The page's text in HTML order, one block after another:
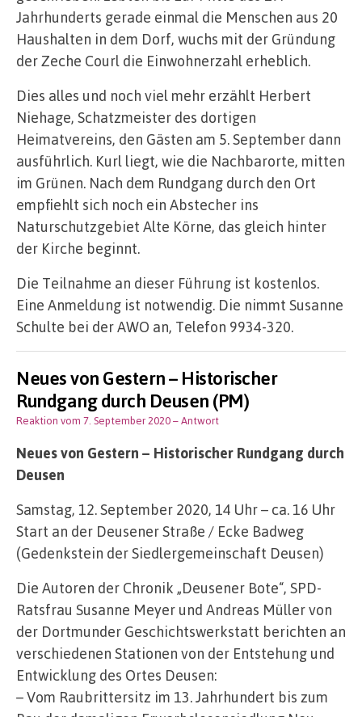
Jahrhunderts gerade einmal die Menschen aus 20
Haushalten in dem Dorf, wuchs mit der Gründung
der Zeche Courl die Einwohnerzahl erheblich.
Dies alles und noch viel mehr erzählt Herbert
Niehage, Schatzmeister des dortigen
Heimatvereins, den Gästen am 5. September dann
ausführlich. Kurl liegt, wie die Nachbarorte, mitten
im Grünen. Nach dem Rundgang durch den Ort
empfiehlt sich noch ein Abstecher ins
Naturschutzgebiet Alte Körne, das gleich hinter
der Kirche beginnt.
Die Teilnahme an dieser Führung ist kostenlos.
Eine Anmeldung ist notwendig. Die nimmt Susanne
Schulte bei der AWO an, Telefon 9934-320.
Neues von Gestern – Historischer
Rundgang durch Deusen (PM)
Reaktion vom 7. September 2020– Antwort
Neues von Gestern – Historischer Rundgang durch
Deusen
Samstag, 12. September 2020, 14 Uhr – ca. 16 Uhr
Start an der Deusener Straße / Ecke Badweg
(Gedenkstein der Siedlergemeinschaft Deusen)
Die Autoren der Chronik „Deusener Bote“, SPD-
Ratsfrau Susanne Meyer und Andreas Müller von
der Dortmunder Geschichtswerkstatt berichten an
verschiedenen Stationen von der Entstehung und
Entwicklung des Ortes Deusen:
– Vom Raubrittersitz im 13. Jahrhundert bis zum